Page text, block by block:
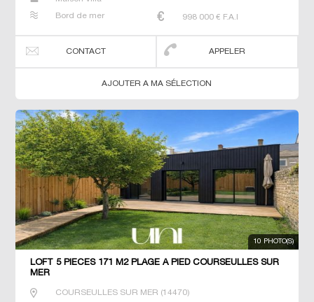
Bord de mer 998 000 € F.A.I
CONTACT APPELER
AJOUTER A MA SÉLECTION
10 PHOTO(S)
LOFT 5 PIECES 171 M2 PLAGE À PIED COURSEULLES SUR
MER
COURSEULLES SUR MER (14470)